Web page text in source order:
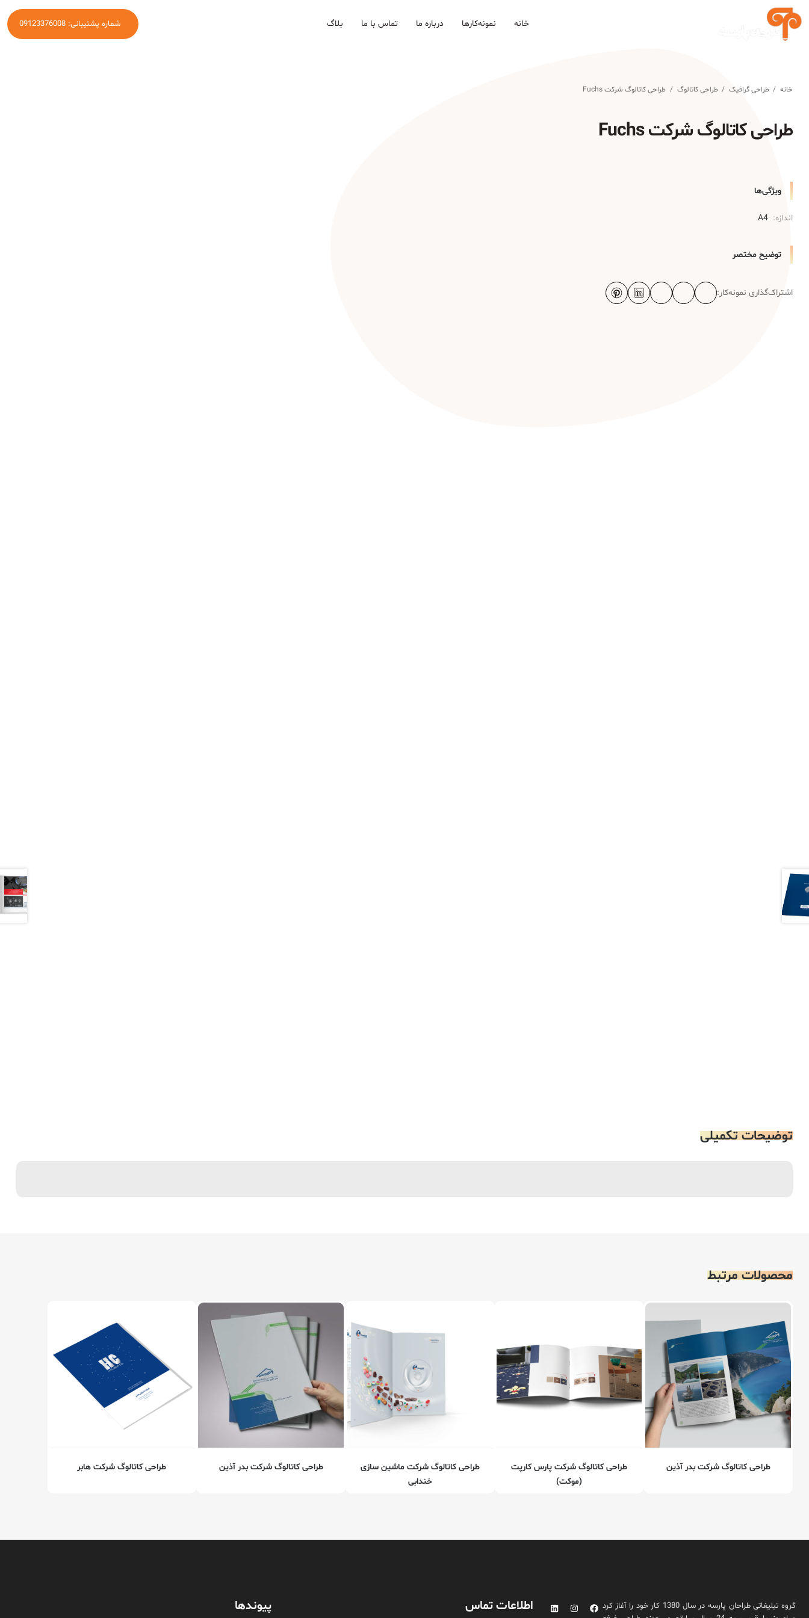
خانه نمونه‌کارها درباره ما تماس با ما بلاگ شماره پشتیبانی: 09123376008
خانه / طراحی گرافیک / طراحی کاتالوگ / طراحی کاتالوگ شرکت Fuchs
توضیح مختصر
طراحی کاتالوگ شرکت Fuchs
ویژگی‌ها
اندازه: A4
اشتراک‌گذاری نمونه‌کار:
توضیحات تکمیلی
محصولات مرتبط
طراحی کاتالوگ شرکت بدر آذین
طراحی کاتالوگ شرکت پارس کارپت
(موکت)
طراحی کاتالوگ شرکت ماشین سازی
خندابی
طراحی کاتالوگ شرکت بدر آذین طراحی کاتالوگ شرکت هابر
گروه تبلیغاتی طراحان پارسه در سال 1380 کار خود را آغاز کرد
اطلاعات تماس پیوندها